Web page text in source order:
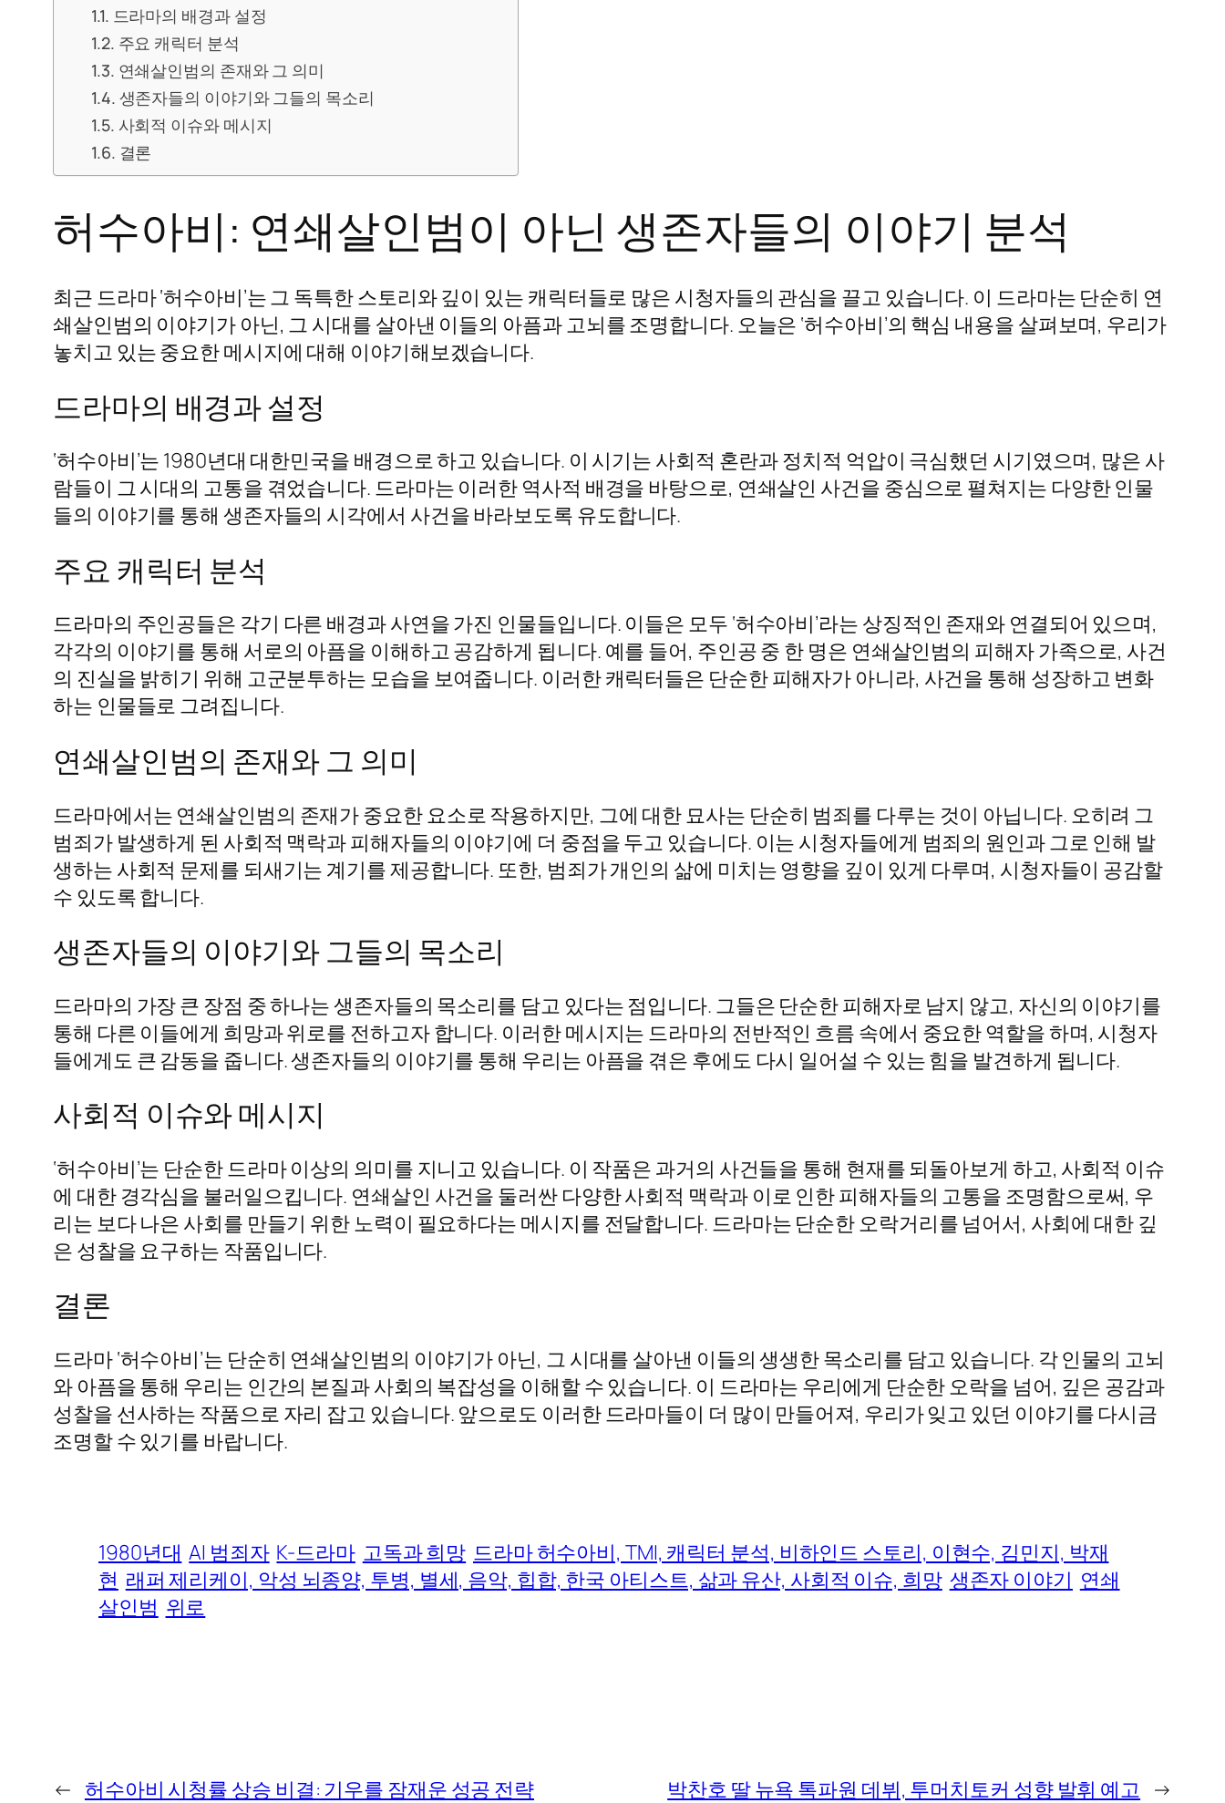
드라마의 배경과 설정
주요 캐릭터 분석
연쇄살인범의 존재와 그 의미
생존자들의 이야기와 그들의 목소리
사회적 이슈와 메시지
결론
허수아비: 연쇄살인범이 아닌 생존자들의 이야기 분석
최근 드라마 ‘허수아비’는 그 독특한 스토리와 깊이 있는 캐릭터들로 많은 시청자들의 관심을 끌고 있습니다. 이 드라마는 단순히 연
쇄살인범의 이야기가 아닌, 그 시대를 살아낸 이들의 아픔과 고뇌를 조명합니다. 오늘은 ‘허수아비’의 핵심 내용을 살펴보며, 우리가
놓치고 있는 중요한 메시지에 대해 이야기해보겠습니다.
드라마의 배경과 설정
‘허수아비’는 1980년대 대한민국을 배경으로 하고 있습니다. 이 시기는 사회적 혼란과 정치적 억압이 극심했던 시기였으며, 많은 사
람들이 그 시대의 고통을 겪었습니다. 드라마는 이러한 역사적 배경을 바탕으로, 연쇄살인 사건을 중심으로 펼쳐지는 다양한 인물
들의 이야기를 통해 생존자들의 시각에서 사건을 바라보도록 유도합니다.
주요 캐릭터 분석
드라마의 주인공들은 각기 다른 배경과 사연을 가진 인물들입니다. 이들은 모두 ‘허수아비’라는 상징적인 존재와 연결되어 있으며,
각각의 이야기를 통해 서로의 아픔을 이해하고 공감하게 됩니다. 예를 들어, 주인공 중 한 명은 연쇄살인범의 피해자 가족으로, 사건
의 진실을 밝히기 위해 고군분투하는 모습을 보여줍니다. 이러한 캐릭터들은 단순한 피해자가 아니라, 사건을 통해 성장하고 변화
하는 인물들로 그려집니다.
연쇄살인범의 존재와 그 의미
드라마에서는 연쇄살인범의 존재가 중요한 요소로 작용하지만, 그에 대한 묘사는 단순히 범죄를 다루는 것이 아닙니다. 오히려 그
범죄가 발생하게 된 사회적 맥락과 피해자들의 이야기에 더 중점을 두고 있습니다. 이는 시청자들에게 범죄의 원인과 그로 인해 발
생하는 사회적 문제를 되새기는 계기를 제공합니다. 또한, 범죄가 개인의 삶에 미치는 영향을 깊이 있게 다루며, 시청자들이 공감할
수 있도록 합니다.
생존자들의 이야기와 그들의 목소리
드라마의 가장 큰 장점 중 하나는 생존자들의 목소리를 담고 있다는 점입니다. 그들은 단순한 피해자로 남지 않고, 자신의 이야기를
통해 다른 이들에게 희망과 위로를 전하고자 합니다. 이러한 메시지는 드라마의 전반적인 흐름 속에서 중요한 역할을 하며, 시청자
들에게도 큰 감동을 줍니다. 생존자들의 이야기를 통해 우리는 아픔을 겪은 후에도 다시 일어설 수 있는 힘을 발견하게 됩니다.
사회적 이슈와 메시지
‘허수아비’는 단순한 드라마 이상의 의미를 지니고 있습니다. 이 작품은 과거의 사건들을 통해 현재를 되돌아보게 하고, 사회적 이슈
에 대한 경각심을 불러일으킵니다. 연쇄살인 사건을 둘러싼 다양한 사회적 맥락과 이로 인한 피해자들의 고통을 조명함으로써, 우
리는 보다 나은 사회를 만들기 위한 노력이 필요하다는 메시지를 전달합니다. 드라마는 단순한 오락거리를 넘어서, 사회에 대한 깊
은 성찰을 요구하는 작품입니다.
결론
드라마 ‘허수아비’는 단순히 연쇄살인범의 이야기가 아닌, 그 시대를 살아낸 이들의 생생한 목소리를 담고 있습니다. 각 인물의 고뇌
와 아픔을 통해 우리는 인간의 본질과 사회의 복잡성을 이해할 수 있습니다. 이 드라마는 우리에게 단순한 오락을 넘어, 깊은 공감과
성찰을 선사하는 작품으로 자리 잡고 있습니다. 앞으로도 이러한 드라마들이 더 많이 만들어져, 우리가 잊고 있던 이야기를 다시금
조명할 수 있기를 바랍니다.
1980년대 AI 범죄자 K-드라마 고독과 희망 드라마 허수아비, TMI, 캐릭터 분석, 비하인드 스토리, 이현수, 김민지, 박재
현 래퍼 제리케이, 악성 뇌종양, 투병, 별세, 음악, 힙합, 한국 아티스트, 삶과 유산, 사회적 이슈, 희망 생존자 이야기 연쇄
살인범 위로
← 허수아비 시청률 상승 비결: 기우를 잠재운 성공 전략 박찬호 딸 뉴욕 톡파원 데뷔, 투머치토커 성향 발휘 예고 →